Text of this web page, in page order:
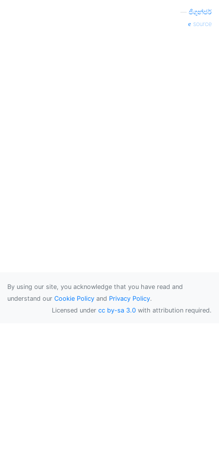
ජිගුන්ජර්
source
By using our site, you acknowledge that you have read and
understand our Cookie Policy and Privacy Policy.
Licensed under cc by-sa 3.0 with attribution required.